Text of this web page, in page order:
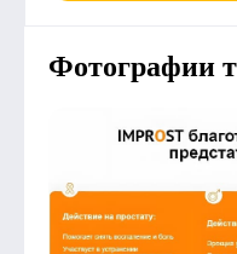
Фотографии